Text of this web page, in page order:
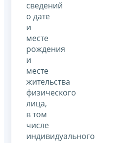
сведений
о дате
и
месте
рождения
и
месте
жительства
физического
лица,
в том
числе
индивидуального